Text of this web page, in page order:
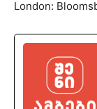
London: